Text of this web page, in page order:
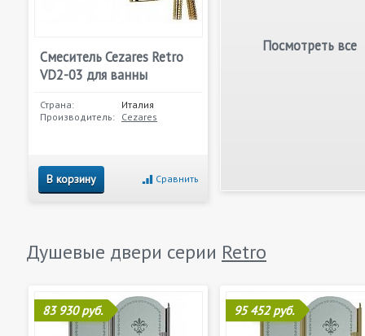
Смеситель Cezares Retro
VD2-03 для ванны
Страна:
Италия
Производитель: Cezares
В корзину Сравнить
Посмотреть все
Душевые двери серии Retro
83 930 руб. 95 452 руб.